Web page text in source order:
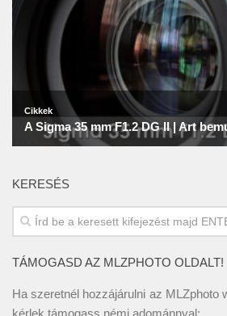
KERESÉS
TÁMOGASD AZ MLZPHOTO OLDALT!
Ha szeretnél hozzájárulni az MLZphoto
kérlek támogass némi adománnyal: